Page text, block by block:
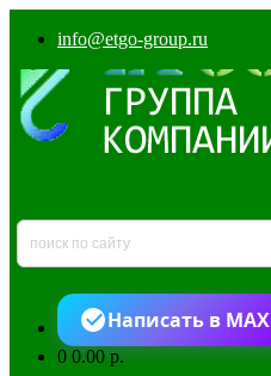
info@etgo-group.ru
Написать в MAX
00.00 р.